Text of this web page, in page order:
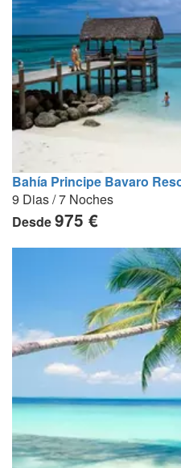
Bahía Principe Bavaro
9 Dias / 7 Noches
Desde975 €